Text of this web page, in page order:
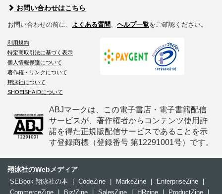
お問い合わせはこちら
お問い合わせの前に、 よくある質問、 ヘルプ一覧をご確認ください。
利用規約
特定商取引法に基づく表示
個人情報保護について
著作権・リンクについて
翔泳社について
SHOEISHA iDについて
ABJマークは、この電子書店・電子書籍配信
サービスが、著作権者からコンテンツ使用許
諾を得た正規版配信サービスであることを示
す登録商標（登録番号 第12291001号）です。
翔泳社のWebメディア
SEBook 翔泳社の本 CodeZine MarkeZine EnterpriseZine
CommerceZine
Biz/Zine SalesZine HRzine ProductZine